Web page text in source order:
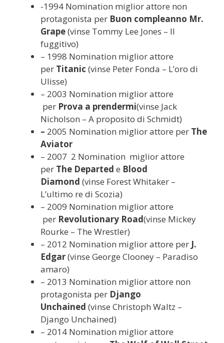
-1994 Nomination miglior attore non
protagonista per Buon compleanno Mr.
Grape(vinse Tommy Lee Jones – Il
fuggitivo)
– 1998 Nomination miglior attore
per Titanic (vinse Peter Fonda – L’oro di
Ulisse)
– 2003 Nomination miglior attore
per Prova a prendermi(vinse Jack
Nicholson – A proposito di Schmidt)
– 2005 Nomination miglior attore per The
Aviator
– 2007 2 Nomination miglior attore
per The Departed e Blood
Diamond (vinse Forest Whitaker –
L’ultimo re di Scozia)
– 2009 Nomination miglior attore
per Revolutionary Road(vinse Mickey
Rourke – The Wrestler)
– 2012 Nomination miglior attore per J.
Edgar(vinse George Clooney – Paradiso
amaro)
– 2013 Nomination miglior attore non
protagonista per Django
Unchained (vinse Christoph Waltz –
Django Unchained)
– 2014 Nomination miglior attore